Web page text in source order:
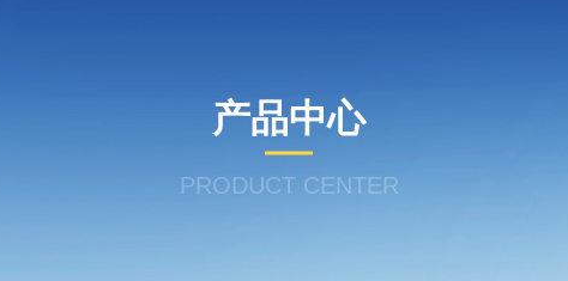
产品中心
PRODUCT CENTER